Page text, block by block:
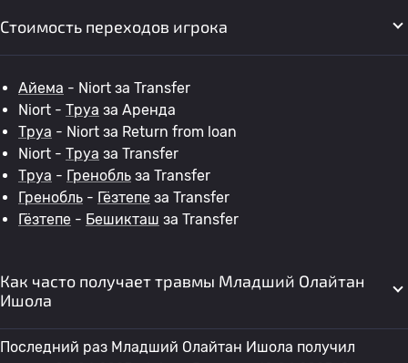
Стоимость переходов игрока
Айема - Niort за Transfer
Niort - Труа за Аренда
Труа - Niort за Return from loan
Niort - Труа за Transfer
Труа - Гренобль за Transfer
Гренобль - Гёзтепе за Transfer
Гёзтепе - Бешикташ за Transfer
Как часто получает травмы Младший Олайтан
Ишола
Последний раз Младший Олайтан Ишола получил